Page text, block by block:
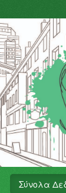
Σύνολα